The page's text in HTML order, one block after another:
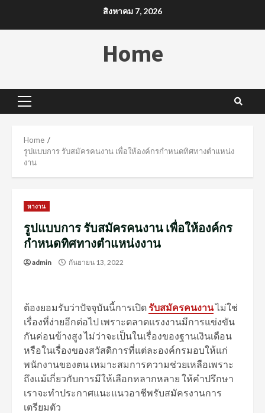
สิงหาคม 7, 2026
Home
Primary
Home
รูปแบบการ รับสมัครคนงาน เพื่อให้องค์กรกำหนดทิศทางตำแหน่ง
งาน
หางาน
รูปแบบการ รับสมัครคนงาน เพื่อให้องค์กร
กำหนดทิศทางตำแหน่งงาน
admin กันยายน 13, 2022
ต้องยอมรับว่าปัจจุบันนี้การเปิด รับสมัครคนงานไม่ใช่
เรื่องที่ง่ายอีกต่อไป เพราะตลาดแรงงานมีการแข่งขัน
กันค่อนข้างสูง ไม่ว่าจะเป็นในเรื่องของฐานเงินเดือน
หรือในเรื่องของสวัสดิการที่แต่ละองค์กรมอบให้แก่
พนักงานของตน เหมาะสมการความช่วยเหลือเพราะ
ถึงแม้เกี่ยวกับการมีให้เลือกหลากหลาย ให้คำปรึกษา
เราจะทำประกาศแนะแนวอาชีพรับสมัครงานการ
เตรียมตัว